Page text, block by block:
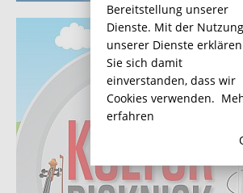
Bereitstellung unserer
Dienste. Mit der Nutzung
unserer Dienste erklären
Sie sich damit
einverstanden, dass wir
Cookies verwenden.
erfahren